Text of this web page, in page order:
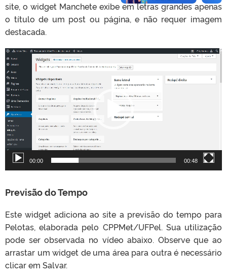
site, o widget Manchete exibe em letras grandes apenas
o título de um post ou página, e não requer imagem
destacada.
T
o
c
a
d
o
r
d
e
v
e
o
00:00 00:48
Previsão do Tempo
Este widget adiciona ao site a previsão do tempo para
Pelotas, elaborada pelo CPPMet/UFPel. Sua utilização
pode ser observada no vídeo abaixo. Observe que ao
arrastar um widget de uma área para outra é necessário
clicar em Salvar.